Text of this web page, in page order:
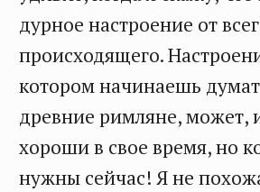
дурное настроение от
происходящего.
котором начинаешь
древние римляне, может,
хороши в свое время, но
нужны сейчас! Я не